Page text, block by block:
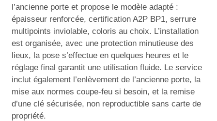
l’ancienne porte et propose le modèle adapté :
épaisseur renforcée, certification A2P BP1, serrure
multipoints inviolable, coloris au choix. L’installation
est organisée, avec une protection minutieuse des
lieux, la pose s’effectue en quelques heures et le
réglage final garantit une utilisation fluide. Le service
inclut également l’enlèvement de l’ancienne porte, la
mise aux normes coupe-feu si besoin, et la remise
d’une clé sécurisée, non reproductible sans carte de
propriété.